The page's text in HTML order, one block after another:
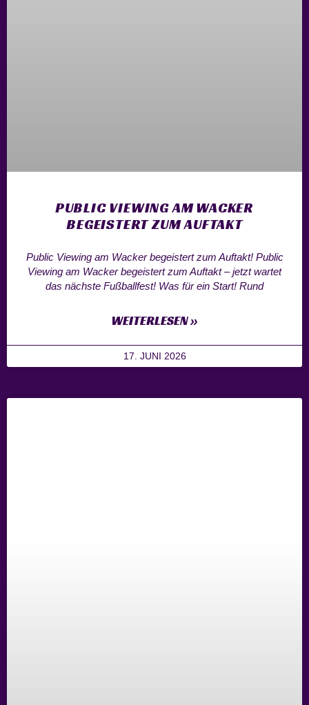
PUBLIC VIEWING AM WACKER
BEGEISTERT ZUM AUFTAKT
Public Viewing am Wacker begeistert zum Auftakt! Public
Viewing am Wacker begeistert zum Auftakt – jetzt wartet
das nächste Fußballfest! Was für ein Start! Rund
WEITERLESEN »
17. JUNI 2026